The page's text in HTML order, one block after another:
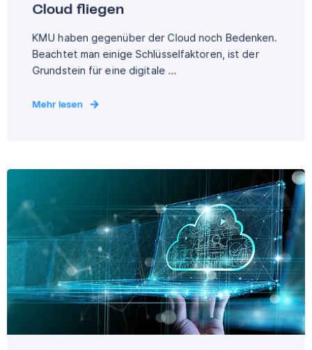
Cloud fliegen
KMU haben gegenüber der Cloud noch Bedenken.
Beachtet man einige Schlüsselfaktoren, ist der
Grundstein für eine digitale ...
Mehr lesen